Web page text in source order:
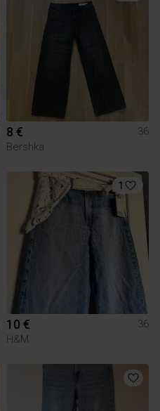
8 €
36
Bershka
1
10 €
36
H&M